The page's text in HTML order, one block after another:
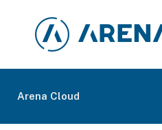
Arena Cloud